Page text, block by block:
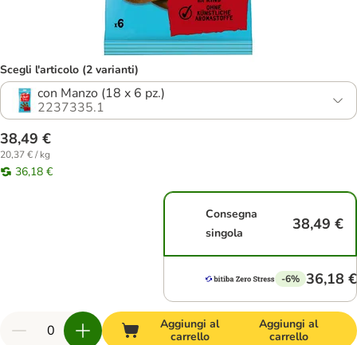
Scegli l'articolo (2 varianti)
con Manzo (18 x 6 pz.)
2237335.1
38,49 €
20,37 € / kg
36,18 €
Consegna
singola
38,49 €
-6% 36,18 €
Aggiungi al
carrello
Aggiungi al
carrello